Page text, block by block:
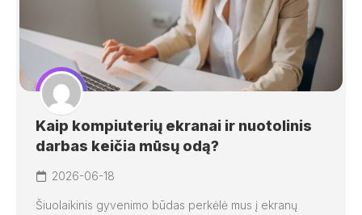
Kaip kompiuterių ekranai ir nuotolinis
darbas keičia mūsų odą?
2026-06-18
Šiuolaikinis gyvenimo būdas perkėlė mus į ekranų